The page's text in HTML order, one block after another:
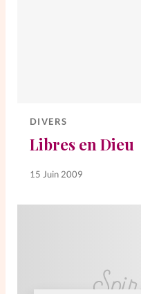
DIVERS
Libres en Dieu
15 Juin 2009